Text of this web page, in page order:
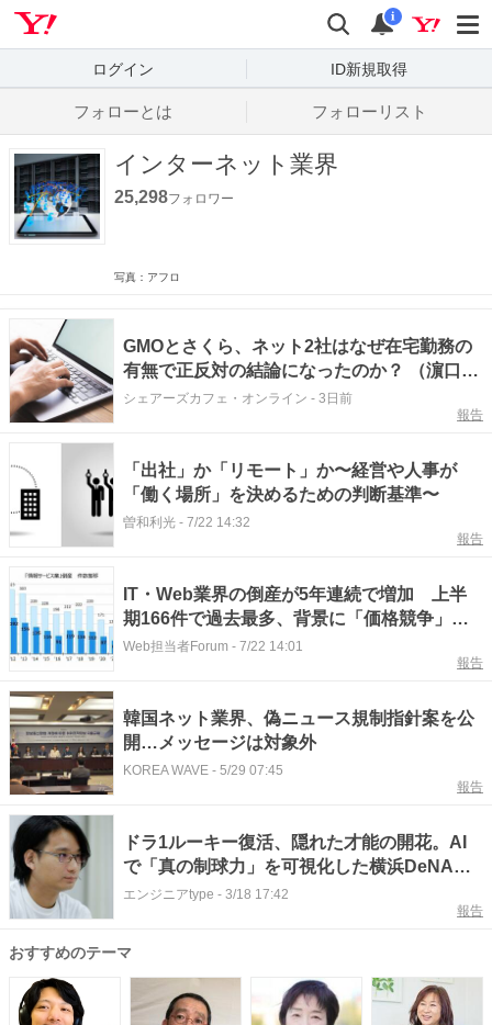
検索
通知
i
ログイン ID新規取得
フォローとは フォローリスト
インターネット業界
25,298フォロワー
写真：アフロ
GMOとさくら、ネット2社はなぜ在宅勤務の
有無で正反対の結論になったのか？ （濵口誠
一 中小企業診断士）
シェアーズカフェ・オンライン - 3日前
報告
「出社」か「リモート」か〜経営や人事が
「働く場所」を決めるための判断基準〜
曽和利光 - 7/22 14:32
報告
IT・Web業界の倒産が5年連続で増加 上半
期166件で過去最多、背景に「価格競争」の
限界【TSR調べ】
Web担当者Forum - 7/22 14:01
報告
韓国ネット業界、偽ニュース規制指針案を公
開…メッセージは対象外
KOREA WAVE - 5/29 07:45
報告
ドラ1ルーキー復活、隠れた才能の開花。AI
で「真の制球力」を可視化した横浜DeNAベ
イスターズのデータ戦略
エンジニアtype - 3/18 17:42
報告
おすすめのテーマ